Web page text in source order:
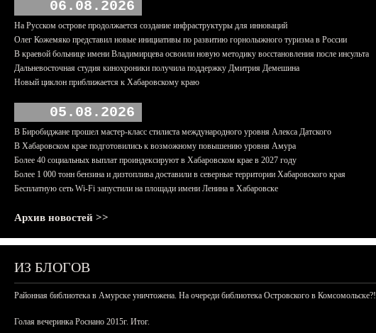
06.08.2026
На Русском острове продолжается создание инфраструктуры для инноваций
Олег Кожемяко представил новые инициативы по развитию горнолыжного туризма в России
В краевой больнице имени Владимирцева освоили новую методику восстановления после инсульта
Дальневосточная студия кинохроники получила поддержку Дмитрия Демешина
Новый циклон приближается к Хабаровскому краю
05.08.2026
В Биробиджане прошел мастер-класс стилиста международного уровня Алекса Датского
В Хабаровском крае подготовились к возможному повышению уровня Амура
Более 40 социальных выплат проиндексируют в Хабаровском крае в 2027 году
Более 1 000 тонн бензина и дизтоплива доставили в северные территории Хабаровского края
Бесплатную сеть Wi-Fi запустили на площади имени Ленина в Хабаровске
Архив новостей >>
ИЗ БЛОГОВ
Районная библиотека в Амурске уничтожена. На очереди библиотека Островского в Комсомольске?!
Голая вечеринка Роснано 2015г. Итог.